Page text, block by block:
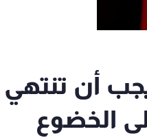
أن تنتهي
الخضوع